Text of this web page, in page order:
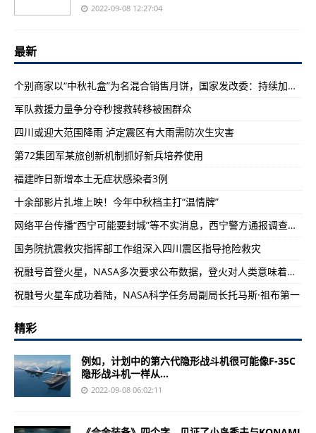
2022-09-08 12:27:04
最新
个别商家以“中秋礼盒”为名混合销售月饼，国家发改委：持续加大市场监管力度
军队救援力量争分夺秒搜救转移被困群众
四川或迎大范围降雨 泸定震区有大雨需防次生灾害
第72集团军某旅创新机制抓好新兵培养使用
福建昨日新增本土无症状感染者3例
十余部影片扎堆上映！今年中秋档主打“温情牌”
网络平台传播“西宁可能要封城”等不实消息，西宁警方通报调查情况
国务院抗震救灾指挥部工作组深入四川震区指导抢险救灾
祝融号首登火星，NASA多次要求公布数据，登火对人类意味着什么？
祝融号火星车成功着陆，NASA科学任务局副局长托马斯·祖布第一
精彩
例如，计划中的第六代隐形战斗机很可能像F-35C
隐形战斗机一样从...
2022-09-08 06:02:11